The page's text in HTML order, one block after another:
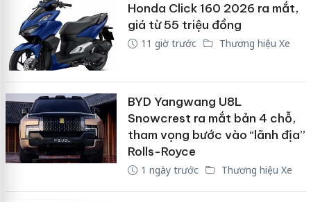
Honda Click 160 2026 ra mắt,
giá từ 55 triệu đồng
11 giờ trước Thương hiệu Xe
BYD Yangwang U8L
Snowcrest ra mắt bản 4 chỗ,
tham vọng bước vào “lãnh địa”
Rolls-Royce
1 ngày trước Thương hiệu Xe